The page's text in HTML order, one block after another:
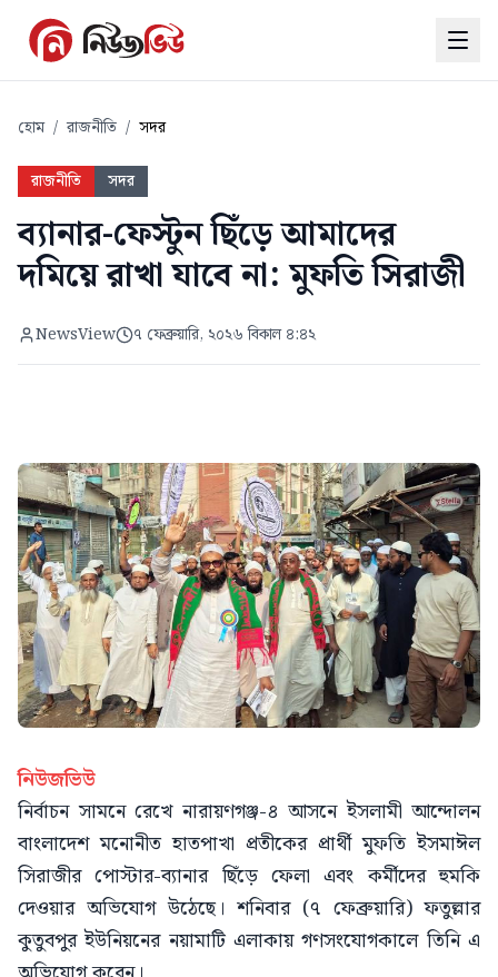
হোম / রাজনীতি / সদর
রাজনীতি সদর
ব্যানার-ফেস্টুন ছিঁড়ে আমাদের
দমিয়ে রাখা যাবে না: মুফতি সিরাজী
NewsView ৭ ফেব্রুয়ারি, ২০২৬ বিকাল ৪:৪২
নিউজভিউ
নির্বাচন সামনে রেখে নারায়ণগঞ্জ-৪ আসনে ইসলামী আন্দোলন
বাংলাদেশ মনোনীত হাতপাখা প্রতীকের প্রার্থী মুফতি ইসমাঈল
সিরাজীর পোস্টার-ব্যানার ছিঁড়ে ফেলা এবং কর্মীদের হুমকি
দেওয়ার অভিযোগ উঠেছে। শনিবার (৭ ফেব্রুয়ারি) ফতুল্লার
কুতুবপুর ইউনিয়নের নয়ামাটি এলাকায় গণসংযোগকালে তিনি এ